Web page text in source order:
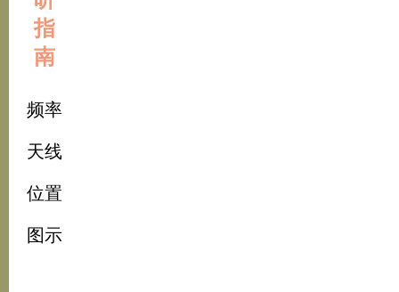
指
南
频率
天线
位置
图示